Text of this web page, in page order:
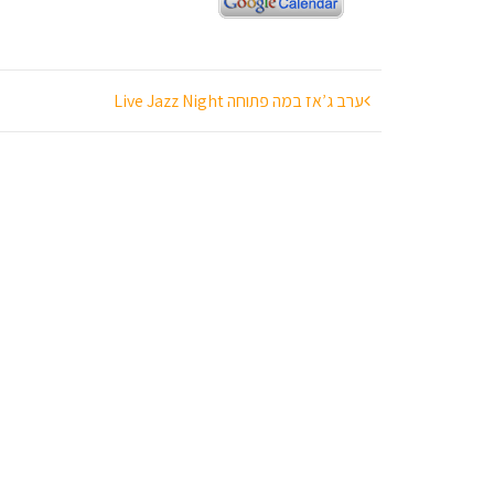
ניווט
ערב ג’אז במה פתוחה Live Jazz Night